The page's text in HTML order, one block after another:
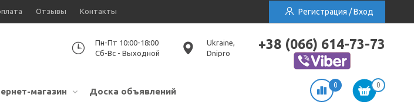
Отзывы Контакты Регистрация / Вход
Пн-Пт 10:00-18:00
Сб-Вс - Выходной
Ukraine,
Dnipro
+38 (066) 614-73-73
магазин Доска объявлений
0 0